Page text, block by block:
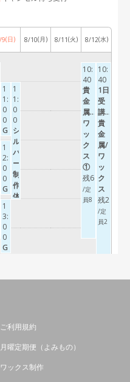
ご利用規約
月曜定期便（よみもの）
ワックス制作